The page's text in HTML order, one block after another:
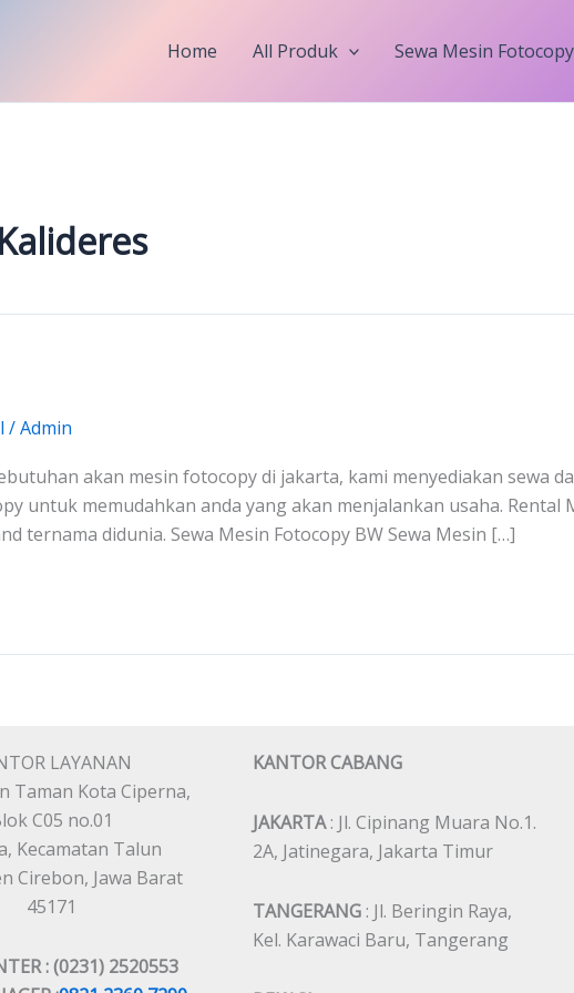
Home All Produk Sewa Mesin Fotocopy
/Admin
akan mesin fotocopy di jakarta, kami menyediakan sewa
untuk memudahkan anda yang akan menjalankan usaha. Rental
ternama didunia. Sewa Mesin Fotocopy BW Sewa Mesin […]
LAYANAN
Taman Kota Ciperna,
C05 no.01
Kecamatan Talun
Cirebon, Jawa Barat
45171
: (0231) 2520553
KANTOR CABANG
JAKARTA: Jl. Cipinang Muara No.1.
2A, Jatinegara, Jakarta Timur
TANGERANG : Jl. Beringin Raya,
Kel. Karawaci Baru, Tangerang